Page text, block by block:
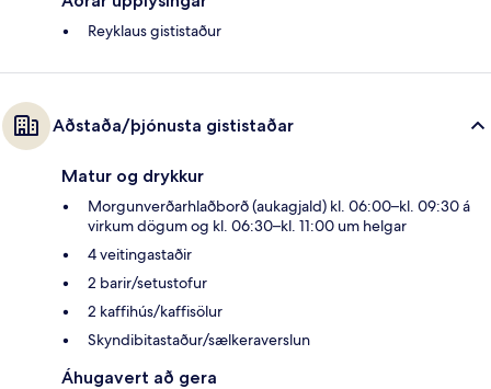
Reyklaus gististaður
Aðstaða/þjónusta gististaðar
Matur og drykkur
Morgunverðarhlaðborð (aukagjald) kl. 06:00–kl. 09:30 á
virkum dögum og kl. 06:30–kl. 11:00 um helgar
4 veitingastaðir
2 barir/setustofur
2 kaffihús/kaffisölur
Skyndibitastaður/sælkeraverslun
Áhugavert að gera